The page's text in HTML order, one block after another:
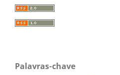
Palavras-chave